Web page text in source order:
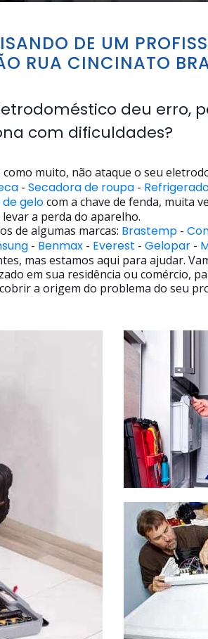
DE UM
RUA CINCINATO
deu erro,
com dificuldades?
como muito, não ataque o seu
- Secadora de roupa-
de gelocom a chave de fenda, muita
a perda do aparelho.
de algumas marcas: Brastemp-
- Benmax- Everest - Gelopar-
mas estamos aqui para ajudar.
em sua residência ou comércio,
a origem do problema do seu